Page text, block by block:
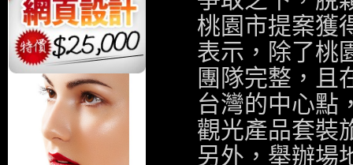
桃園市提案獲
表示，除了桃
團隊完整，且
台灣的中心點
觀光產品套裝
另外，舉辦場